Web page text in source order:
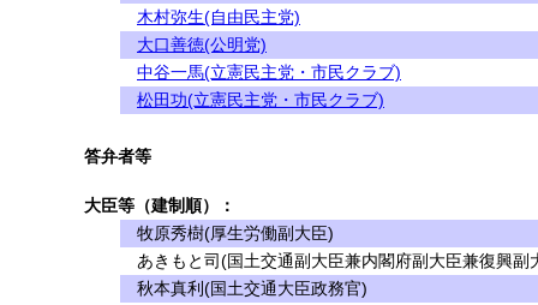
木村弥生(自由民主党)
大口善徳(公明党)
中谷一馬(立憲民主党・市民クラブ)
松田功(立憲民主党・市民クラブ)
答弁者等
大臣等（建制順）：
牧原秀樹(厚生労働副大臣)
あきもと司(国土交通副大臣兼内閣府副大臣兼復興副
秋本真利(国土交通大臣政務官)